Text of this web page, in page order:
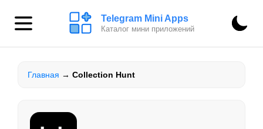
Telegram Mini Apps
Каталог мини приложений
Главная → Collection Hunt